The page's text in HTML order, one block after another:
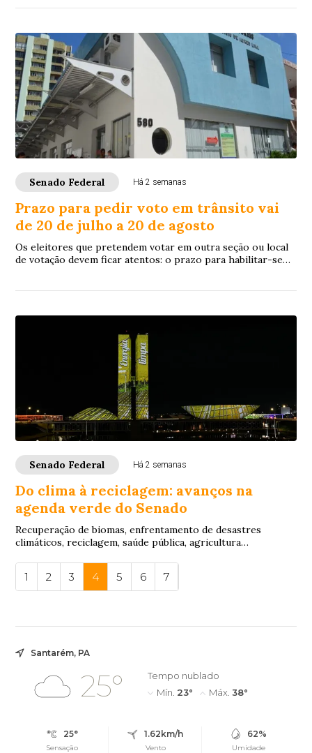
Senado Federal Há 2 semanas
Prazo para pedir voto em trânsito vai
de 20 de julho a 20 de agosto
Os eleitores que pretendem votar em outra seção ou local
de votação devem ficar atentos: o prazo para habilitar-se
Senado Federal Há 2 semanas
Do clima à reciclagem: avanços na
agenda verde do Senado
Recuperação de biomas, enfrentamento de desastres
climáticos, reciclagem, saúde pública, agricultura
1 2 3 4 5 6 7
Santarém, PA
25°
Tempo nublado
Mín. 23° Máx. 38°
25°
Sensação
1.62km/h
Vento
62%
Umidade